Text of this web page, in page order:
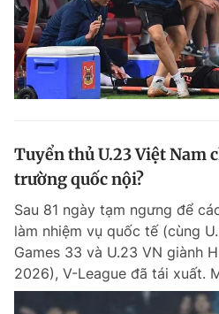
Tuyển thủ U.23 Việt Nam
trường quốc nội?
Sau 81 ngày tạm ngưng để
làm nhiệm vụ quốc tế (cùng
Games 33 và U.23 VN giành
2026), V-League đã tái xuất.